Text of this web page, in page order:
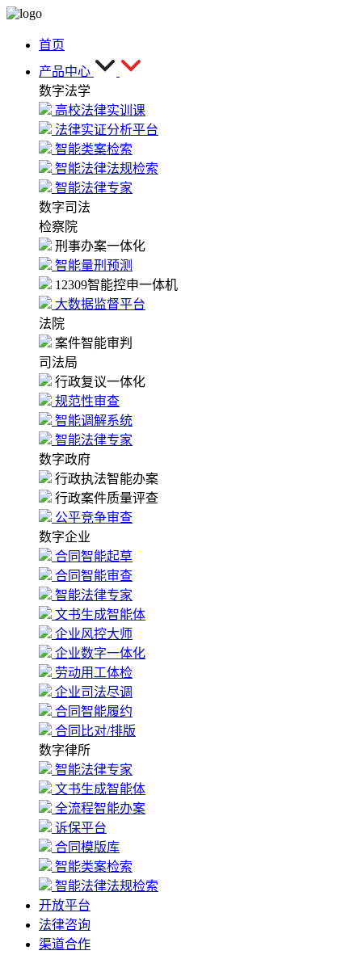
首页
产品中心
数字法学
高校法律实训课
法律实证分析平台
智能类案检索
智能法律法规检索
智能法律专家
数字司法
检察院
刑事办案一体化
智能量刑预测
12309智能控申一体机
大数据监督平台
法院
案件智能审判
司法局
行政复议一体化
规范性审查
智能调解系统
智能法律专家
数字政府
行政执法智能办案
行政案件质量评查
公平竞争审查
数字企业
合同智能起草
合同智能审查
智能法律专家
文书生成智能体
企业风控大师
企业数字一体化
劳动用工体检
企业司法尽调
合同智能履约
合同比对/排版
数字律所
智能法律专家
文书生成智能体
全流程智能办案
诉保平台
合同模版库
智能类案检索
智能法律法规检索
开放平台
法律咨询
渠道合作